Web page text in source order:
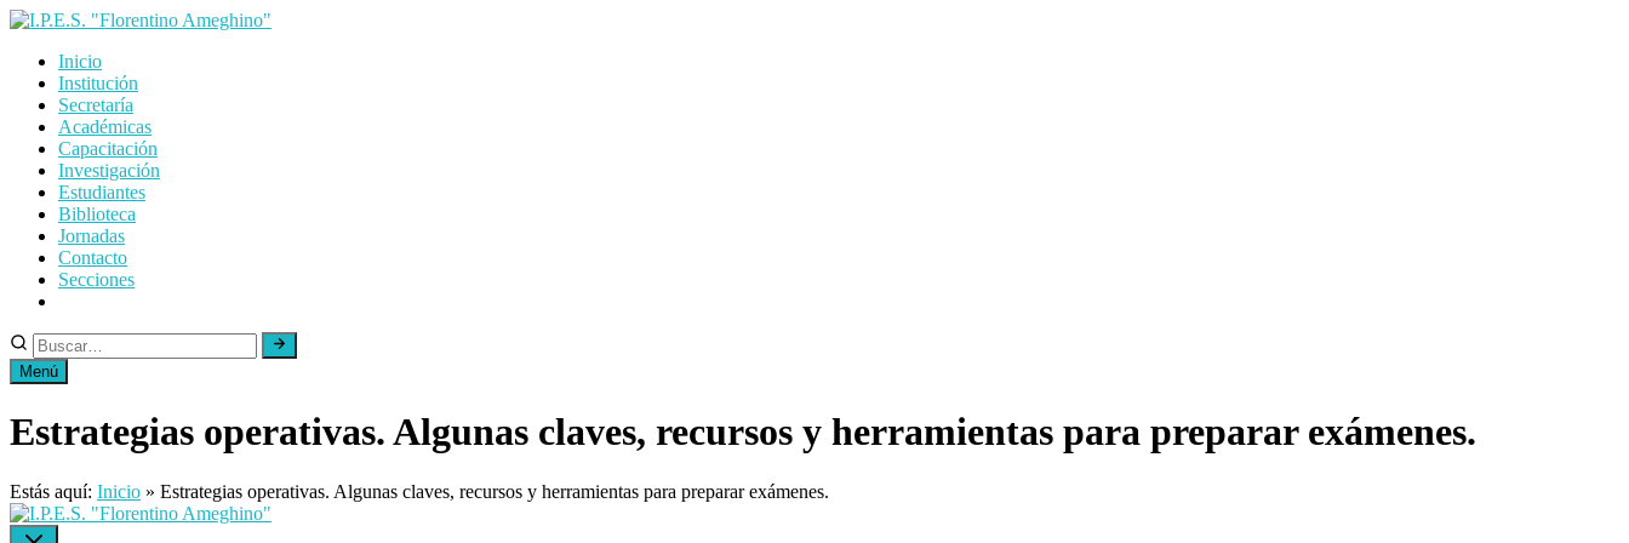
Skip
contentInicio
Institución
Secretaría
Académicas
Capacitación
Investigación
Estudiantes
Biblioteca
Jornadas
Contacto
Secciones
Menú
Estrategias operativas. Algunas claves, recursos y herramientas para preparar exámenes.
Estás aquí: Inicio » Estrategias operativas. Algunas claves, recursos y herramientas para preparar exámenes.